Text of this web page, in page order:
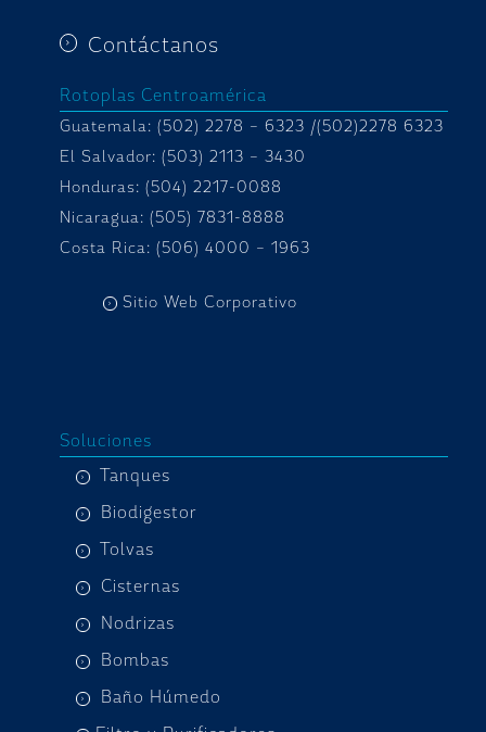
Contáctanos
Rotoplas Centroamérica
Guatemala: (502) 2278 – 6323 /(502)2278 6323
El Salvador: (503) 2113 – 3430
Honduras: (504) 2217-0088
Nicaragua: (505) 7831-8888
Costa Rica: (506) 4000 – 1963
Sitio Web Corporativo
Soluciones
Tanques
Biodigestor
Tolvas
Cisternas
Nodrizas
Bombas
Baño Húmedo